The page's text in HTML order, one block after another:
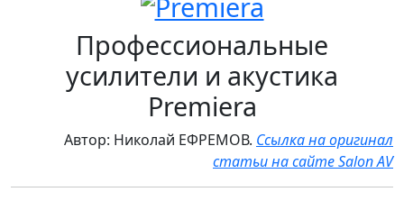
Профессиональные
усилители и акустика
Premiera
Автор: Николай ЕФРЕМОВ. Ссылка на оригинал
статьи на сайте Salon AV